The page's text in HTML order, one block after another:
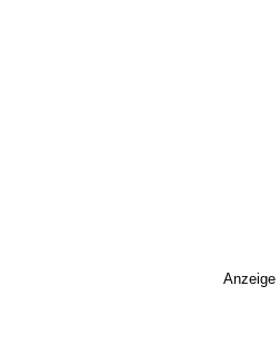
Anzeige